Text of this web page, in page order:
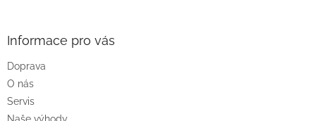
Informace pro vás
Doprava
O nás
Servis